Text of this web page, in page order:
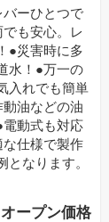
ーひとつで
も安心。レ
●災害時に多
水！●万一の
入れでも簡単
油などの油
動式も対応
仕様で製作
なります。
オープン価格